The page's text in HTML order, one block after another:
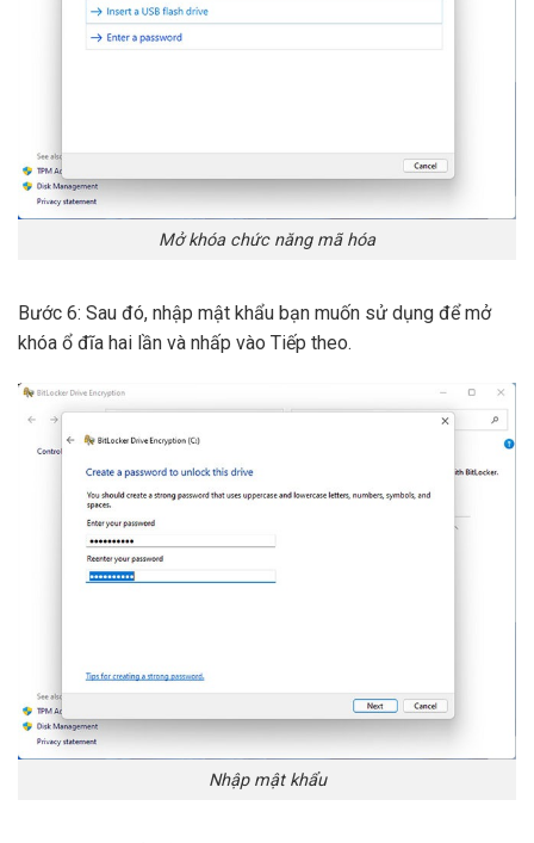
Mở khóa chức năng mã hóa
Bước 6: Sau đó, nhập mật khẩu bạn muốn sử dụng để mở
khóa ổ đĩa hai lần và nhấp vào Tiếp theo.
Nhập mật khẩu